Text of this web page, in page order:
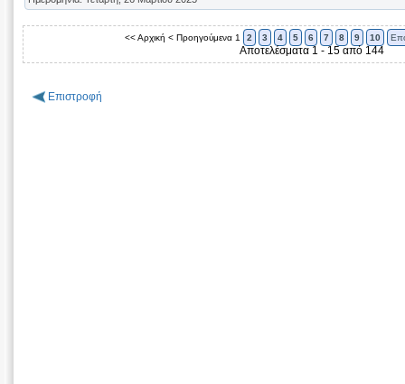
<< Αρχική < Προηγούμενα 1 2 3 4 5 6 7 8 9 10
Αποτελέσματα 1 - 15 από 144
Επιστροφή